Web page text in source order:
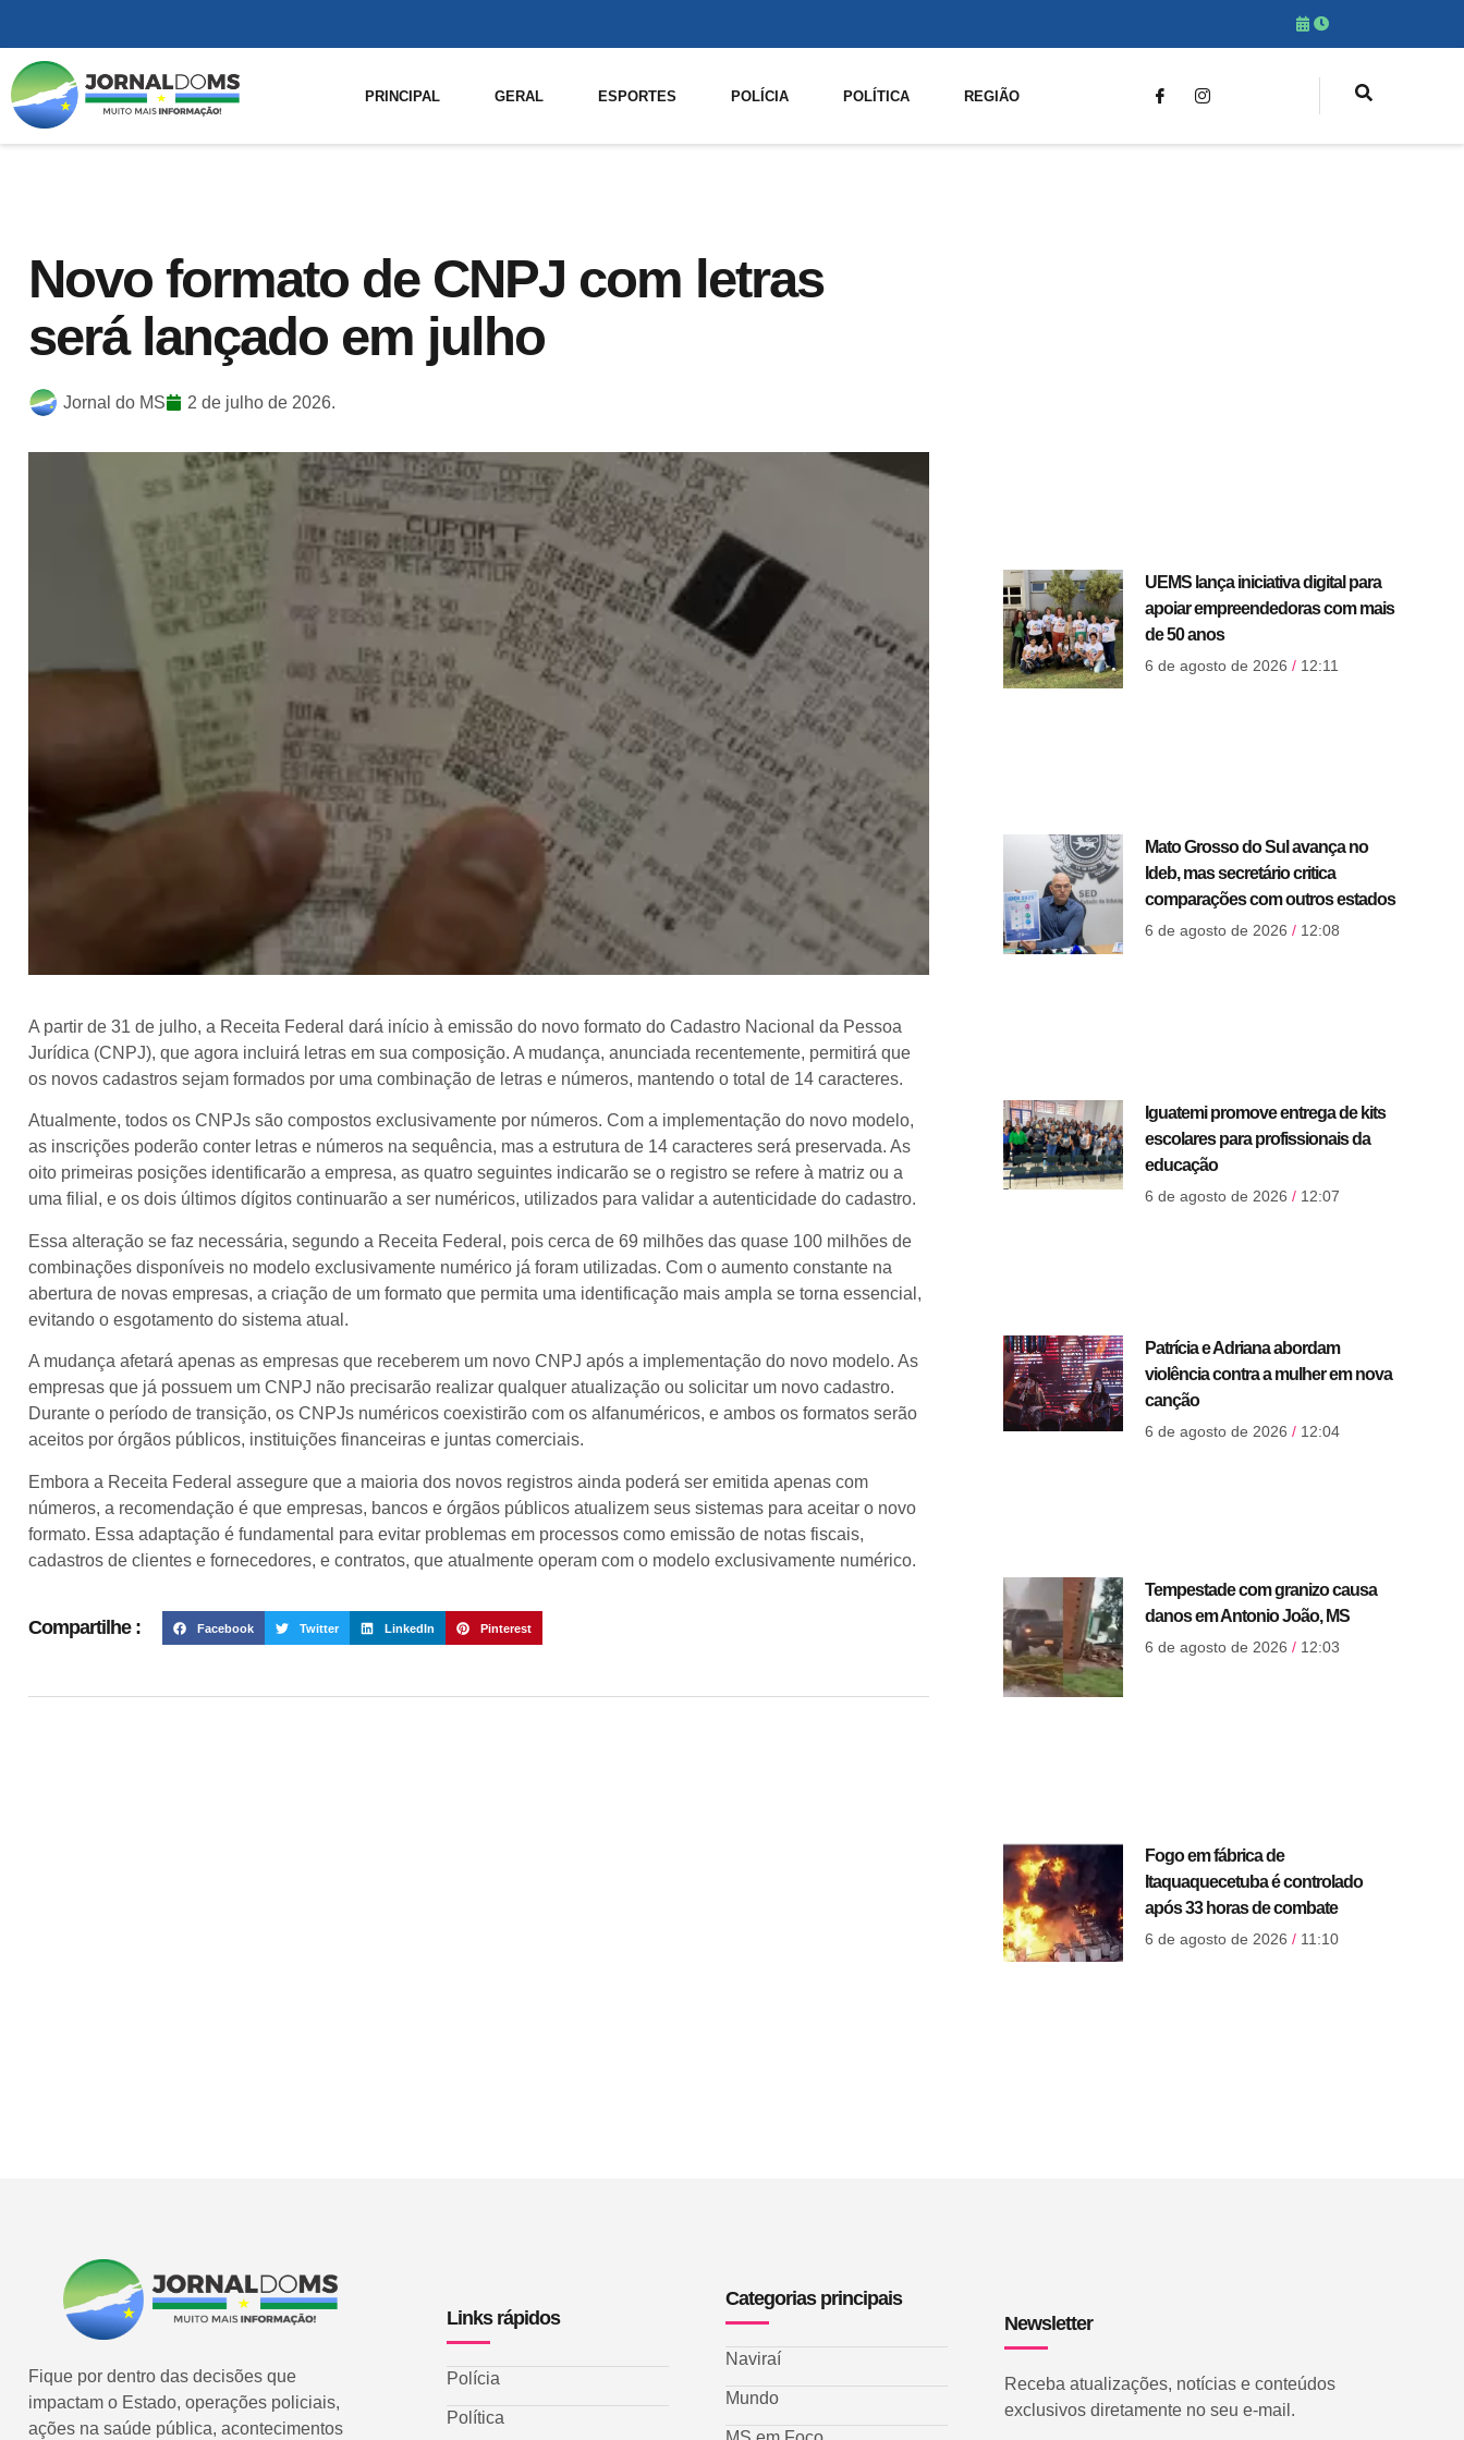
PRINCIPAL GERAL ESPORTES POLÍCIA POLÍTICA REGIÃO
Novo formato de CNPJ com letras
será lançado em julho
Jornal do MS 2 de julho de 2026.
A partir de 31 de julho, a Receita Federal dará início à emissão do novo formato do Cadastro Nacional da Pessoa
Jurídica (CNPJ), que agora incluirá letras em sua composição. A mudança, anunciada recentemente, permitirá que
os novos cadastros sejam formados por uma combinação de letras e números, mantendo o total de 14 caracteres.
Atualmente, todos os CNPJs são compostos exclusivamente por números. Com a implementação do novo modelo,
as inscrições poderão conter letras e números na sequência, mas a estrutura de 14 caracteres será preservada. As
oito primeiras posições identificarão a empresa, as quatro seguintes indicarão se o registro se refere à matriz ou a
uma filial, e os dois últimos dígitos continuarão a ser numéricos, utilizados para validar a autenticidade do cadastro.
Essa alteração se faz necessária, segundo a Receita Federal, pois cerca de 69 milhões das quase 100 milhões de
combinações disponíveis no modelo exclusivamente numérico já foram utilizadas. Com o aumento constante na
abertura de novas empresas, a criação de um formato que permita uma identificação mais ampla se torna essencial,
evitando o esgotamento do sistema atual.
A mudança afetará apenas as empresas que receberem um novo CNPJ após a implementação do novo modelo. As
empresas que já possuem um CNPJ não precisarão realizar qualquer atualização ou solicitar um novo cadastro.
Durante o período de transição, os CNPJs numéricos coexistirão com os alfanuméricos, e ambos os formatos serão
aceitos por órgãos públicos, instituições financeiras e juntas comerciais.
Embora a Receita Federal assegure que a maioria dos novos registros ainda poderá ser emitida apenas com
números, a recomendação é que empresas, bancos e órgãos públicos atualizem seus sistemas para aceitar o novo
formato. Essa adaptação é fundamental para evitar problemas em processos como emissão de notas fiscais,
cadastros de clientes e fornecedores, e contratos, que atualmente operam com o modelo exclusivamente numérico.
Compartilhe : Facebook Twitter LinkedIn Pinterest
UEMS lança iniciativa digital para
apoiar empreendedoras com mais
de 50 anos
6 de agosto de 2026 12:11
Mato Grosso do Sul avança no
Ideb, mas secretário critica
comparações com outros estados
6 de agosto de 2026 12:08
Iguatemi promove entrega de kits
escolares para profissionais da
educação
6 de agosto de 2026 12:07
Patrícia e Adriana abordam
violência contra a mulher em nova
canção
6 de agosto de 2026 12:04
Tempestade com granizo causa
danos em Antonio João, MS
6 de agosto de 2026 12:03
Fogo em fábrica de
Itaquaquecetuba é controlado
após 33 horas de combate
6 de agosto de 2026 11:10
Fique por dentro das decisões que
impactam o Estado, operações policiais,
ações na saúde pública, acontecimentos
Links rápidos
Polícia
Política
Categorias principais
Naviraí
Mundo
Newsletter
Receba atualizações, notícias e conteúdos
exclusivos diretamente no seu e-mail.